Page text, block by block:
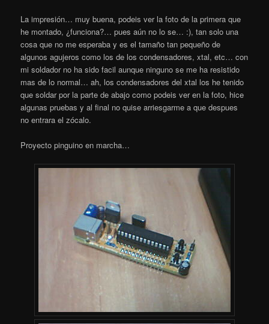
La impresión… muy buena, podeis ver la foto de la primera que
he montado, ¿funciona?… pues aún no lo se… :), tan solo una
cosa que no me esperaba y es el tamaño tan pequeño de
algunos agujeros como los de los condensadores, xtal, etc… con
mi soldador no ha sido facil aunque ninguno se me ha resistido
mas de lo normal… ah, los condensadores del xtal los he tenido
que soldar por la parte de abajo como podeis ver en la foto, hice
algunas pruebas y al final no quise arriesgarme a que despues
no entrara el zócalo.
Proyecto pinguino en marcha…